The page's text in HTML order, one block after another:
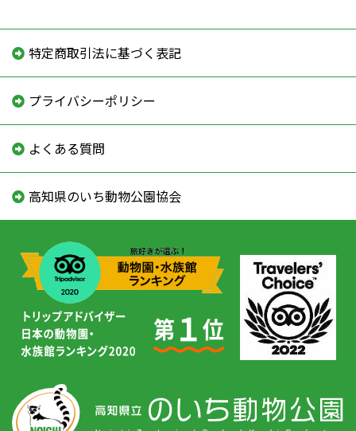
特定商取引法に基づく表記
プライバシーポリシー
よくある質問
高知県のいち動物公園協会